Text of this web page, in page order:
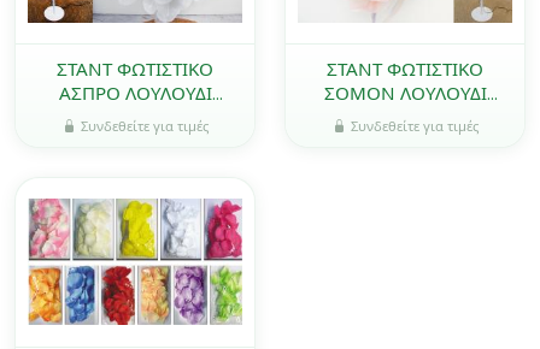
ΣΤΑΝΤ ΦΩΤΙΣΤΙΚΟ
ΑΣΠΡΟ ΛΟΥΛΟΥΔΙ
ΑΝΟΙΓΟΚΛΕΙΝΟΜΕΝΑ
ΠΕΤΑΛΑ ΜΕ LED
Συνδεθείτε για τιμές
ΣΤΑΝΤ ΦΩΤΙΣΤΙΚΟ
ΣΟΜΟΝ ΛΟΥΛΟΥΔΙ
ΑΝΟΙΓΟΚΛΕΙΝΟΜΕΝΑ
ΠΕΤΑΛΑ ΜΕ LED
Συνδεθείτε για τιμές